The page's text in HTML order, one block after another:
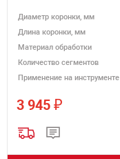
Диаметр коронки, мм
Длина коронки, мм
Материал обработки
Количество сегментов
Применение на инструменте
3 945 ₽